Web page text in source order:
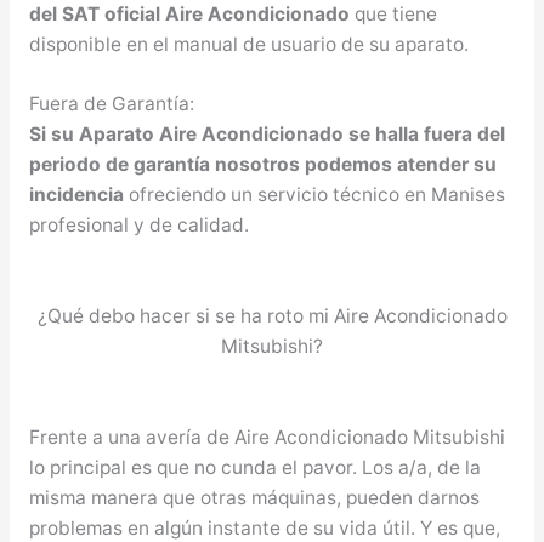
del SAT oficial Aire Acondicionado que tiene
disponible en el manual de usuario de su aparato.
Fuera de Garantía:
Si su Aparato Aire Acondicionado se halla fuera del
periodo de garantía nosotros podemos atender su
incidencia ofreciendo un servicio técnico en Manises
profesional y de calidad.
¿Qué debo hacer si se ha roto mi Aire Acondicionado
Mitsubishi?
Frente a una avería de Aire Acondicionado Mitsubishi
lo principal es que no cunda el pavor. Los a/a, de la
misma manera que otras máquinas, pueden darnos
problemas en algún instante de su vida útil. Y es que,